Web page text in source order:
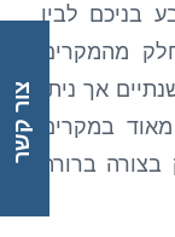
בניכם לבין
מהמקרים
אך ניתן
במקרים
בצורה ברורה
צור קשר